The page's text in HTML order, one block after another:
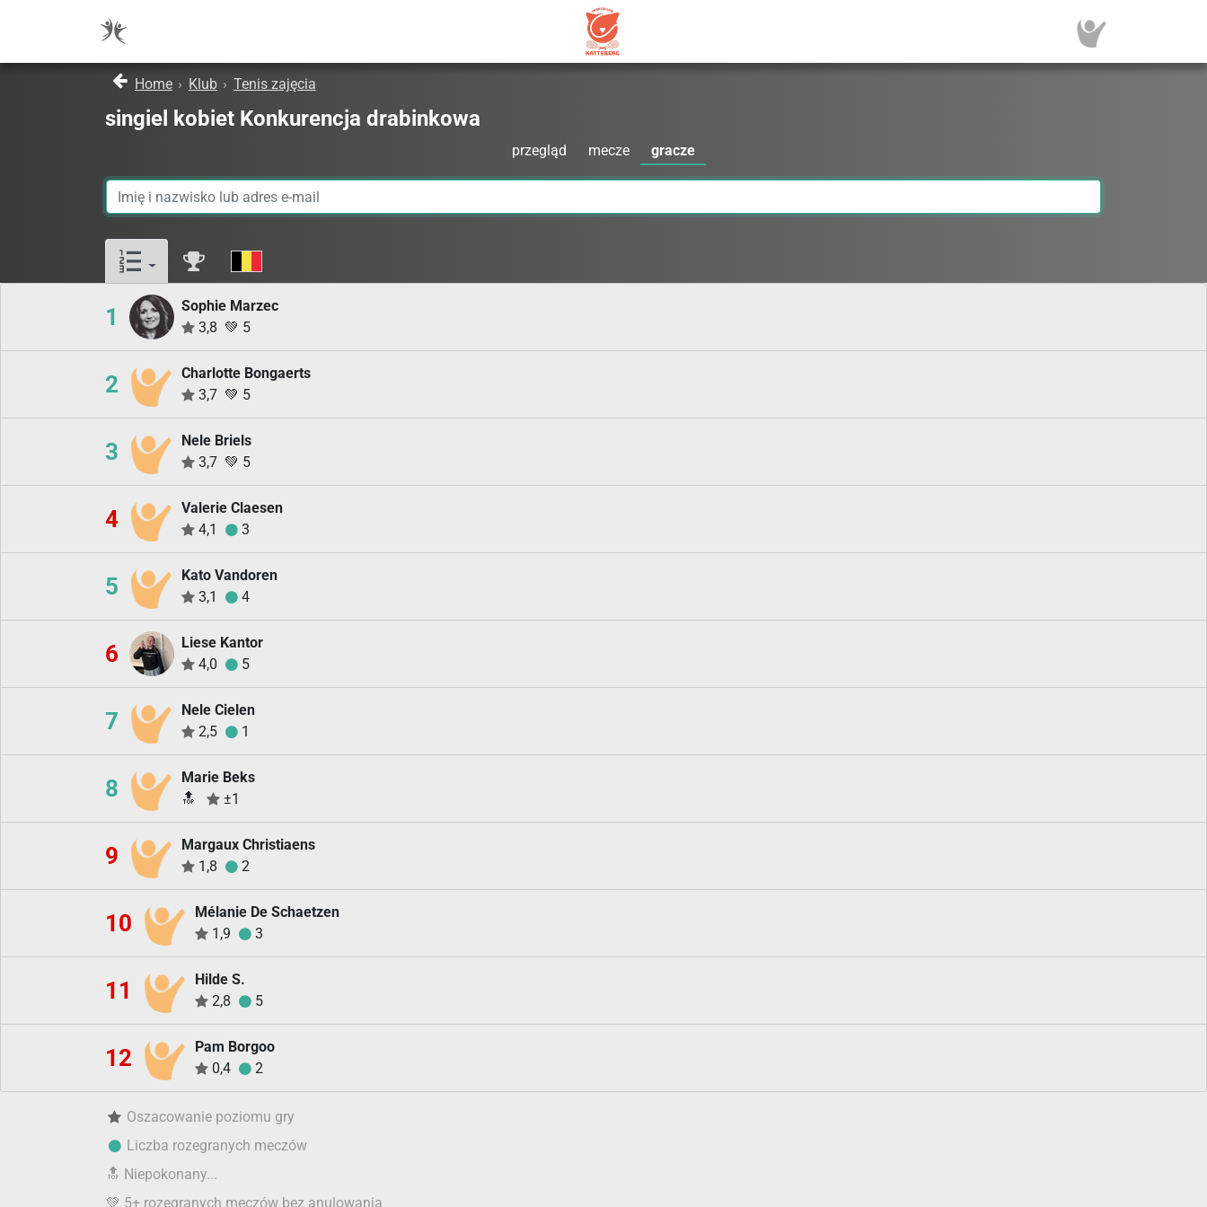
Home › Klub › Tenis zajęcia
singiel kobiet Konkurencja drabinkowa
przegląd mecze gracze
1
Sophie Marzec
3,8 💚 5
2
Charlotte Bongaerts
3,7 💚 5
3
Nele Briels
3,7 💚 5
4
Valerie Claesen
4,1
3
5
Kato Vandoren
3,1
4
6
Liese Kantor
4,0
5
7
Nele Cielen
2,5
1
8
Marie Beks
🔝
±1
9
Margaux Christiaens
1,8
2
10
Mélanie De Schaetzen
1,9
3
11
Hilde S.
2,8
5
12
Pam Borgoo
0,4
2
Oszacowanie poziomu gry
Liczba rozegranych meczów
🔝 Niepokonany...
💚 5+ rozegranych meczów bez anulowania